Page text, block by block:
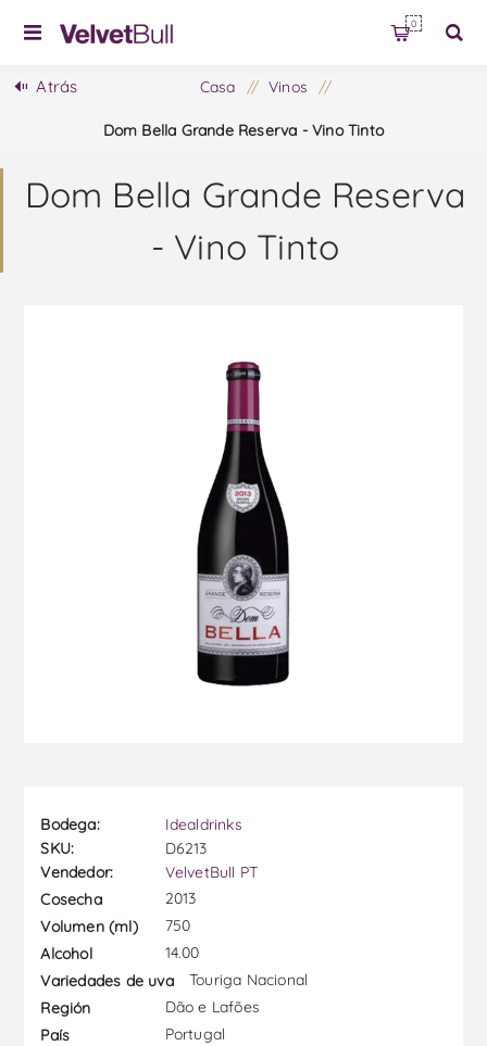
0
Atrás Casa / Vinos /
Dom Bella Grande Reserva - Vino Tinto
Dom Bella Grande Reserva
- Vino Tinto
Bodega:
Idealdrinks
SKU:
D6213
Vendedor:
VelvetBull PT
Cosecha
2013
Volumen (ml)
750
Alcohol
14.00
Variedades de uva
Touriga Nacional
Región
Dão e Lafões
País
Portugal